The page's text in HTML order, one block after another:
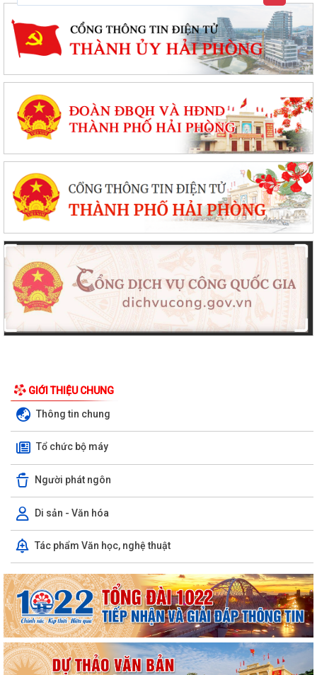
GIỚI THIỆU CHUNG
Thông tin chung
Tổ chức bộ máy
Người phát ngôn
Di sản - Văn hóa
Tác phẩm Văn học, nghệ thuật